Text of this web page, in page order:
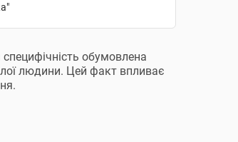
обумовлена
людини. Цей факт впливає